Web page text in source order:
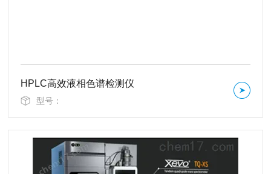
HPLC高效液相色谱检测仪
型号：